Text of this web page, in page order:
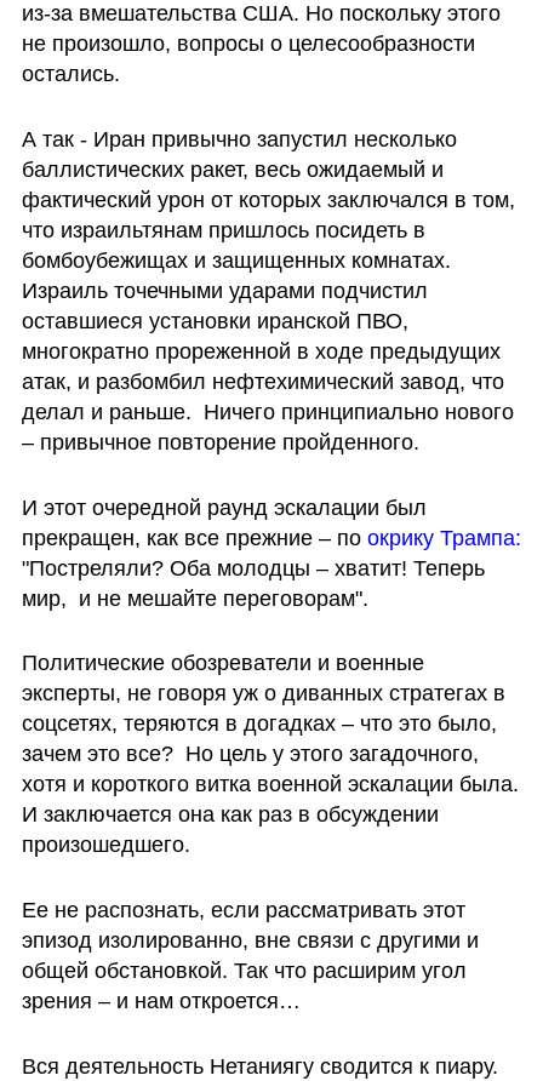
из-за вмешательства США. Но поскольку этого
не произошло, вопросы о целесообразности
остались.
А так - Иран привычно запустил несколько
баллистических ракет, весь ожидаемый и
фактический урон от которых заключался в том,
что израильтянам пришлось посидеть в
бомбоубежищах и защищенных комнатах.
Израиль точечными ударами подчистил
оставшиеся установки иранской ПВО,
многократно прореженной в ходе предыдущих
атак, и разбомбил нефтехимический завод, что
делал и раньше.  Ничего принципиально нового
– привычное повторение пройденного.
И этот очередной раунд эскалации был
прекращен, как все прежние – по окрику Трампа:
"Постреляли? Оба молодцы – хватит! Теперь
мир,  и не мешайте переговорам".
Политические обозреватели и военные
эксперты, не говоря уж о диванных стратегах в
соцсетях, теряются в догадках – что это было,
зачем это все?  Но цель у этого загадочного,
хотя и короткого витка военной эскалации была.
И заключается она как раз в обсуждении
произошедшего.
Ее не распознать, если рассматривать этот
эпизод изолированно, вне связи с другими и
общей обстановкой. Так что расширим угол
зрения – и нам откроется…
Вся деятельность Нетаниягу сводится к пиару.